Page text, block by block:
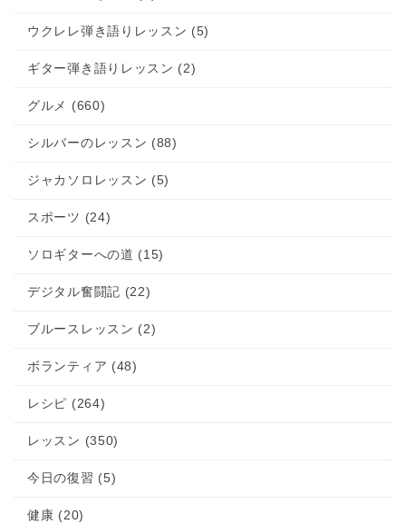
ウクレレ弾き語りレッスン (5)
ギター弾き語りレッスン (2)
グルメ (660)
シルバーのレッスン (88)
ジャカソロレッスン (5)
スポーツ (24)
ソロギターへの道 (15)
デジタル奮闘記 (22)
ブルースレッスン (2)
ボランティア (48)
レシピ (264)
レッスン (350)
今日の復習 (5)
健康 (20)